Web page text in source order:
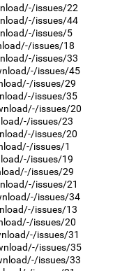
issues/22
issues/44
issues/5
issues/18
issues/33
issues/45
issues/29
issues/35
issues/20
issues/23
issues/20
issues/1
issues/19
issues/29
issues/21
issues/34
issues/13
issues/20
issues/31
issues/35
issues/33